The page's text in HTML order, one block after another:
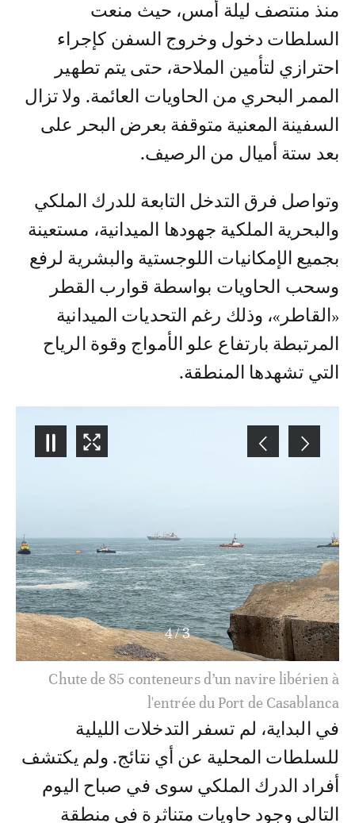
منذ منتصف ليلة أمس، حيث منعت
السلطات دخول وخروج السفن كإجراء
احترازي لتأمين الملاحة، حتى يتم تطهير
الممر البحري من الحاويات العائمة. ولا تزال
السفينة المعنية متوقفة بعرض البحر على
بعد ستة أميال من الرصيف.
وتواصل فرق التدخل التابعة للدرك الملكي
والبحرية الملكية جهودها الميدانية، مستعينة
بجميع الإمكانيات اللوجستية والبشرية لرفع
وسحب الحاويات بواسطة قوارب القطر
«القاطر»، وذلك رغم التحديات الميدانية
المرتبطة بارتفاع علو الأمواج وقوة الرياح
التي تشهدها المنطقة.
3
/
4
Chute de 85 conteneurs d’un navire libérien à
l'entrée du Port de Casablanca
في البداية، لم تسفر التدخلات الليلية
للسلطات المحلية عن أي نتائج. ولم يكتشف
أفراد الدرك الملكي سوى في صباح اليوم
التالي وجود حاويات متناثرة في منطقة